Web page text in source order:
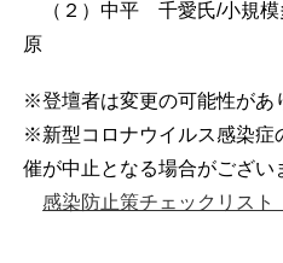
（２）中平 千愛氏/小規
原
※登壇者は変更の可能性があ
※新型コロナウイルス感染症
催が中止となる場合がござい
感染防止策チェックリスト